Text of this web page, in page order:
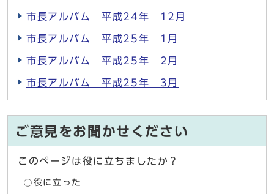
市長アルバム 平成24年 12月
市長アルバム 平成25年 1月
市長アルバム 平成25年 2月
市長アルバム 平成25年 3月
ご意見をお聞かせください
このページは役に立ちましたか？
役に立った